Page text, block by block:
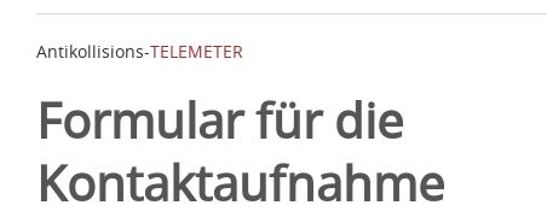
Antikollisions-TELEMETER
Formular für die
Kontaktaufnahme